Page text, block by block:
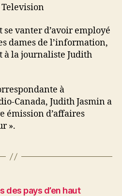
Television
se vanter d’avoir employé
dames de l’information,
à la journaliste Judith
à
Canada, Judith Jasmin a
émission d’affaires
».
des pays d’en haut